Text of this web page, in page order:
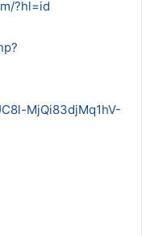
?hl=id
MjQi83djMq1hV-